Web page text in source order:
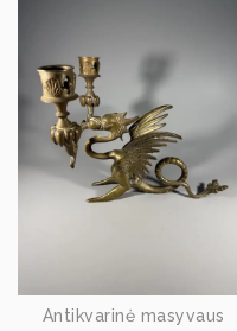
Antikvarinė masyvaus